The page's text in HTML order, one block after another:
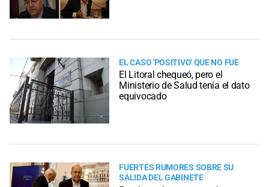
EL CASO 'POSITIVO' QUE NO FUE
El Litoral chequeó, pero el
Ministerio de Salud tenía el dato
equivocado
FUERTES RUMORES SOBRE SU
SALIDA DEL GABINETE